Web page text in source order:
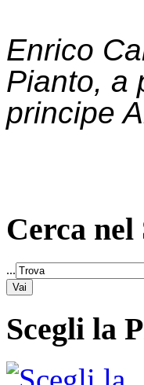
Enrico
Pianto, a
principe
Cerca nel
...
Scegli la